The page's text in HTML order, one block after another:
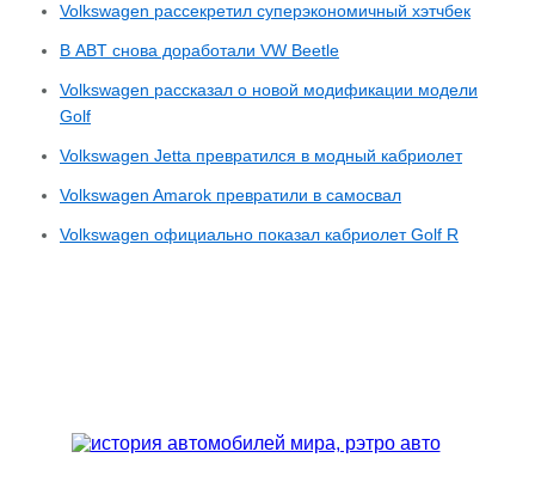
Volkswagen рассекретил суперэкономичный хэтчбек
В ABT снова доработали VW Beetle
Volkswagen рассказал о новой модификации модели
Golf
Volkswagen Jetta превратился в модный кабриолет
Volkswagen Amarok превратили в самосвал
Volkswagen официально показал кабриолет Golf R